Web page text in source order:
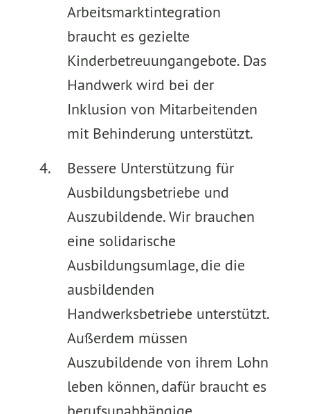
Arbeitsmarktintegration
braucht es gezielte
Kinderbetreuungangebote. Das
Handwerk wird bei der
Inklusion von Mitarbeitenden
mit Behinderung unterstützt.
Bessere Unterstützung für
Ausbildungsbetriebe und
Auszubildende. Wir brauchen
eine solidarische
Ausbildungsumlage, die die
ausbildenden
Handwerksbetriebe unterstützt.
Außerdem müssen
Auszubildende von ihrem Lohn
leben können, dafür braucht es